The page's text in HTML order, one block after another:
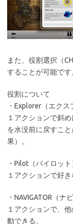
また、役割選択（
することが可能です
役割について
・Explorer（エクス
１アクションで斜
を水没前に戻すこ
果）。
・Pilot（パイロット
１アクションで好
・NAVIGATOR（ナ
１アクションで、
動できる。